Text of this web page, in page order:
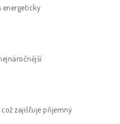
energeticky
zajišťuje příjemný